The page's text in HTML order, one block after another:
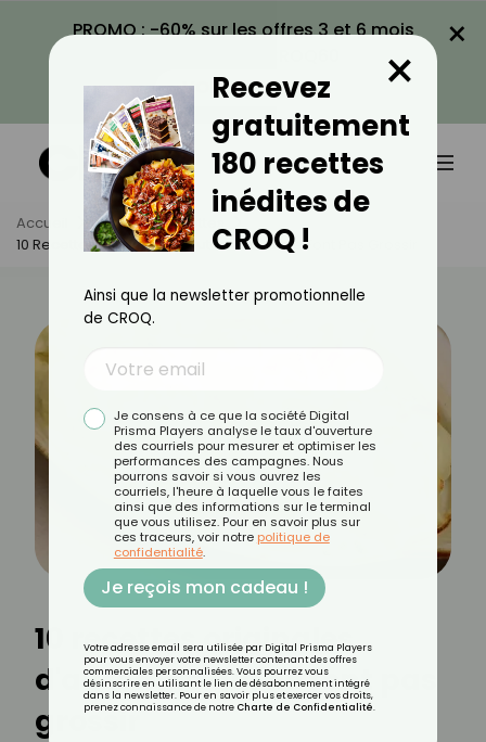
PROMO : -60% sur les offres 3 et 6 mois
VOIR LA PROMO
×
Accueil Actus
Recettes
10 Recettes Originales D'automne Qui Ne Font Pas Grossir
10 recettes originales
d'automne qui ne font pas
grossir
Recevez
gratuitement
180 recettes
inédites de
CROQ !
×
Ainsi que la newsletter promotionnelle
de CROQ.
Je consens à ce que la société Digital
Prisma Players analyse le taux d'ouverture
des courriels pour mesurer et optimiser les
performances des campagnes. Nous
pourrons savoir si vous ouvrez les
courriels, l'heure à laquelle vous le faites
ainsi que des informations sur le terminal
que vous utilisez. Pour en savoir plus sur
ces traceurs, voir notre politique de
confidentialité.
Je reçois mon cadeau !
Votre adresse email sera utilisée par Digital Prisma Players
pour vous envoyer votre newsletter contenant des offres
commerciales personnalisées. Vous pourrez vous
désinscrire en utilisant le lien de désabonnement intégré
dans la newsletter. Pour en savoir plus et exercer vos droits,
prenez connaissance de notre Charte de Confidentialité.